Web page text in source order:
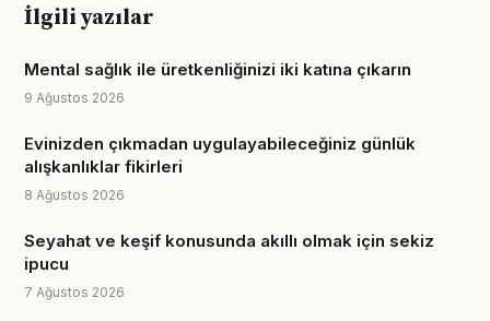
İlgili yazılar
Mental sağlık ile üretkenliğinizi iki katına çıkarın
9 Ağustos 2026
Evinizden çıkmadan uygulayabileceğiniz günlük
alışkanlıklar fikirleri
8 Ağustos 2026
Seyahat ve keşif konusunda akıllı olmak için sekiz
ipucu
7 Ağustos 2026